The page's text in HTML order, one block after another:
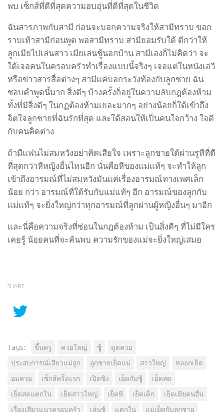
พบ เซ็กส์ที่ดีที่สุดความอบอุ่นที่ดีที่สุดในชีวิต
ฉันสารภาพกับสามี ก่อนจะบอกความจริงให้สามีทราบ ขอก
ราบเท้าสามีก่อนพูด พอสามีทราบ สามียอมรับใด้ ดีกว่าให้
ลูกเมียไปเล่นสาว เมียเล่นชู้นอกบ้าน สามีเองก็ไม่คิดว่า จะ
ใด้เจอคนในครอบครัวทำเรื่องแบบนี้จริงๆ เจอแต่ในหนังเอวี
หรือข่าวสารสื่อต่างๆ สามีแค่บอกระวังท้องกับลูกชาย ฉัน
ชอบคำพูดนี้มาก สิ่งดีๆ บ้างครั้งก็อยู่ในความลับกฎต้องห้าม
ทั้งที่มีสิ่งดีๆ ในกฏต้องห้ามเยอะมากๆ อย่างน้อยก็ใด้เข้าถึง
จิตใจลูกชายที่ฉันรักที่สุด และใด้สอนให้เป็นคนใจกว้าง ใจดี
กับคนคิดต่าง
ถ้ามีแฟนไม่สมหวังอย่าคิดเสียใจ เพราะลูกชายใด้ผ่านรูหีที่ดี
ที่สุดกว่าหีหญิงอื่นไหนอีก นั่นคือหีของแม่แท้ๆ จะทำให้ลูก
เข้าถึงอารมณ์ที่ไม่สมหวังมันแค่เรื่องอารมณ์ทางเพศเล็ก
น้อย กว่า อารมณ์ที่ใด้รับกับแม่แท้ๆ อีก อารมณ์ของลูกกับ
แม่แท้ๆ จะยิ่งใหญ่กว่าทุกอารมณ์ที่ลูกผ่านผู้หญิงอื่นๆ มาอีก
และนี่คือความจริงที่ซ่อนในกฎต้องห้าม เป็นสิ่งดีๆ ที่ไม่มีใคร
เคยรู้ น้อยคนที่จะค้นพบ ความรักของแม่จะยิ่งใหญ่เสมอ
SHARE
Tags: ขึ้นครู ควยใหญ่ ชู้
ดูดควย
ประสบการณ์เสียวแม่ลูก
ลูกชายเย็ดแม่ สาวใหญ่
หลอกเย็ด
อมควย
เซ็กส์ครั้งแรก เปิดซิง เย็ดกับชู้
เย็ดสด
เย็ดสดแตกใน
เย็ดสาวใหญ่ เย็ดหี เย็ดเด็ก
เย็ดเมียคนอื่น
เรื่องเสียวแนวครอบครัว
เล่นชู้ แตกใน แม่เย็ดกับลูกชาย